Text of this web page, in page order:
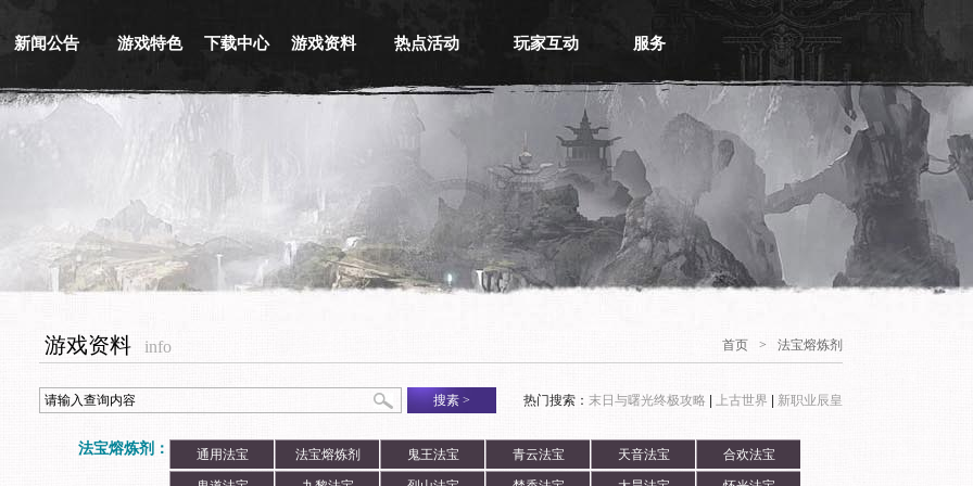
新闻公告 游戏特色 下载中心 游戏资料 热点活动 玩家互动 服务
游戏新闻
活动信息
游戏背景
职业介绍
新手指南
活动专区
兑换平台
官方微博
常见问题
物品找回
账号安全
VIP会员
首页 > 法宝熔炼剂
游戏资料 info
热门搜索： 末日与曙光终极攻略 上古世界 新职业辰皇
搜素 >
法宝熔炼剂： 通用法宝 法宝熔炼剂 鬼王法宝 青云法宝 天音法宝 合欢法宝